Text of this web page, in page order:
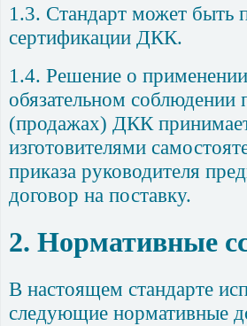
1.3. Стандарт может быть
сертификации ДКК.
1.4. Решение о
обязательном соблюдении
(продажах) ДКК
изготовителями
приказа руководителя
договор на поставку.
2. Нормативные
В настоящем стандарте
следующие нормативные